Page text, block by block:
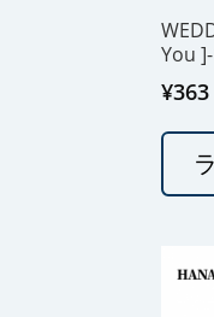
You
¥363